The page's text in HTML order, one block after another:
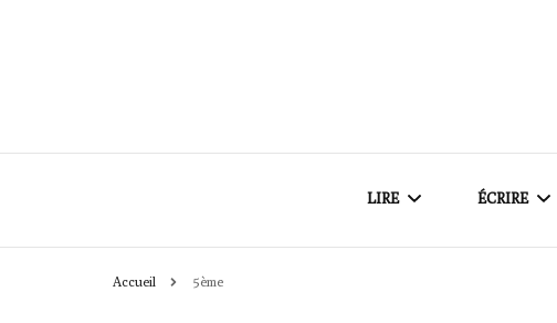
Flaubert and Co.
LIRE ÉCRIRE
Accueil 5ème